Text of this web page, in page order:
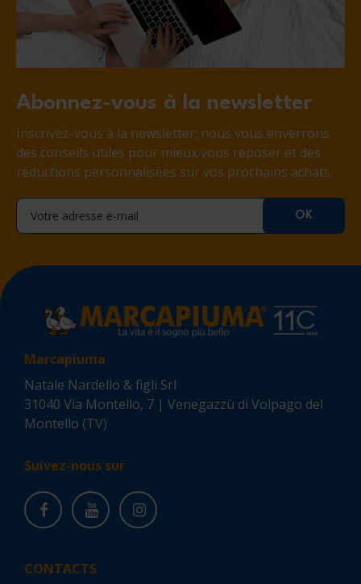
Abonnez-vous à la newsletter
Inscrivez-vous à la newsletter; nous vous enverrons
des conseils utiles pour mieux vous reposer et des
réductions personnalisées sur vos prochains achats.
Marcapiuma
Natale Nardello & figli Srl
31040 Via Montello, 7 | Venegazzù di Volpago del
Montello (TV)
Suivez-nous sur
CONTACTS